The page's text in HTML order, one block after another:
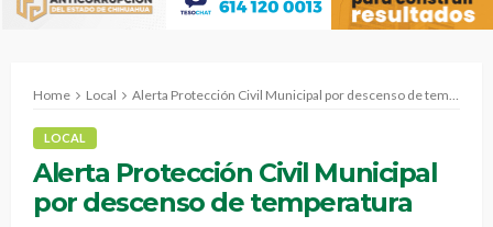
Home Local Alerta Protección Civil Municipal por descenso de temperatura
LOCAL
Alerta Protección Civil Municipal
por descenso de temperatura